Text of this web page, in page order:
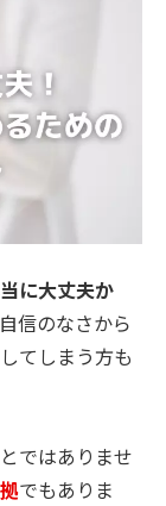
に大丈夫か
信のなさから
てしまう方も
ではありませ
でもありま